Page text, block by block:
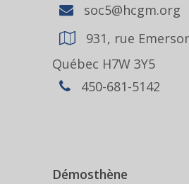
soc5@hcgm.org
931, rue
Québec H7W 3Y5
450-681-5142
Démosthène